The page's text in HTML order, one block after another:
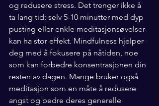
og redusere stress. Det trenger ikke å
ta lang tid; selv 5-10 minutter med dyp
pusting eller enkle meditasjonsøvelser
kan ha stor effekt. Mindfulness hjelper
deg med å fokusere på nåtiden, noe
som kan forbedre konsentrasjonen din
resten av dagen. Mange bruker også
meditasjon som en måte å redusere
angst og bedre deres generelle